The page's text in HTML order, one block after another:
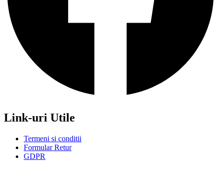
Link-uri Utile
Termeni si conditii
Formular Retur
GDPR